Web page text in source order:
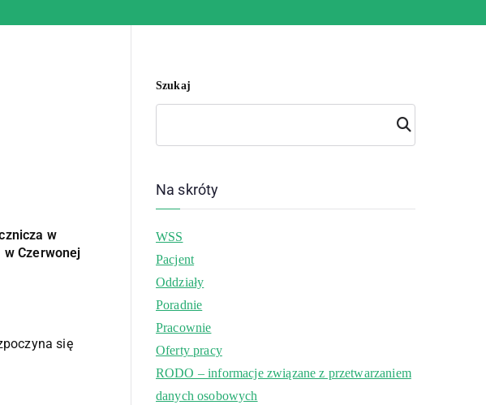
w
Czerwonej
się
Szukaj
Szuk
aj
Na skróty
WSS
Pacjent
Oddziały
Poradnie
Pracownie
Oferty pracy
RODO – informacje związane z przetwarzaniem
danych osobowych